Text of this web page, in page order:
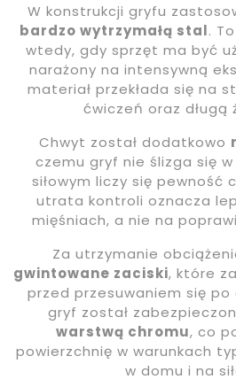
W konstrukcji gryfu
bardzo wytrzymałą stal.
wtedy, gdy sprzęt ma być
narażony na intensywną
materiał przekłada się na
ćwiczeń oraz długą
Chwyt został dodatkowo
czemu gryf nie ślizga się w
siłowym liczy się pewność
utrata kontroli oznacza
mięśniach, a nie na
Za utrzymanie
gwintowane zaciski, które
przed przesuwaniem się
gryf został
warstwą chromu, co
powierzchnię w warunkach
w domu i na